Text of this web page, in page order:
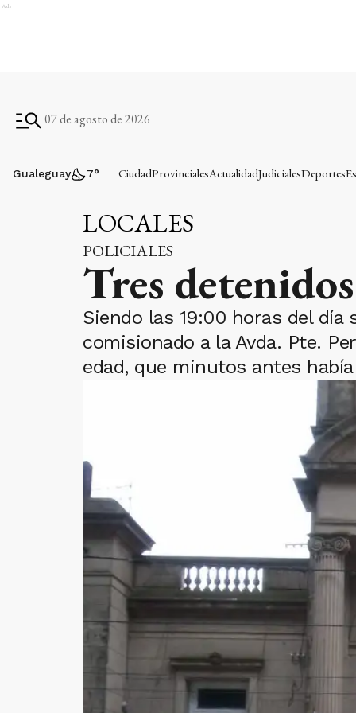
Ads
07 de agosto de 2026
Gualeguay 7° CiudadProvincialesActualidadJudicialesDeportes
LOCALES
POLICIALES
Tres
Siendo las 19:00 horas del día
comisionado a la Avda. Pte.
edad, que minutos antes